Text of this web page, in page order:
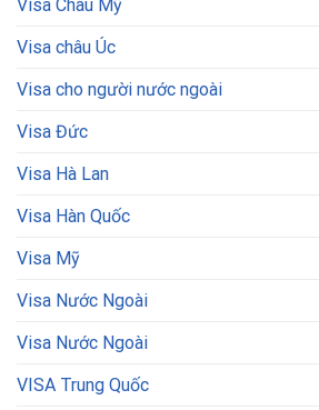
Visa Châu Mỹ
Visa châu Úc
Visa cho người nước ngoài
Visa Đức
Visa Hà Lan
Visa Hàn Quốc
Visa Mỹ
Visa Nước Ngoài
Visa Nước Ngoài
VISA Trung Quốc